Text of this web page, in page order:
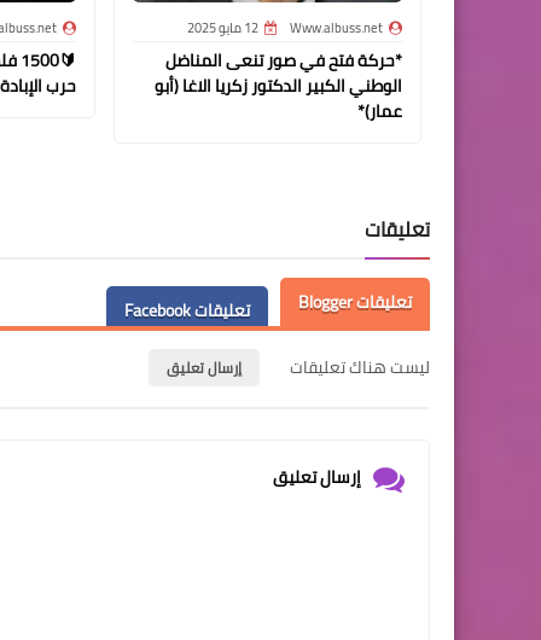
Www.albuss.net 12 مايو 2025
*حركة فتح في صور تنعى المناضل
الوطني الكبير الدكتور زكريا الاغا (أبو
عمار)*
حرب
تعليقات
تعليقات Blogger
تعليقات Facebook
ليست هناك تعليقات
إرسال تعليق
إرسال تعليق